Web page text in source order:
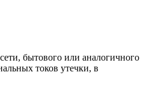
бытового или аналогичного
токов утечки, в